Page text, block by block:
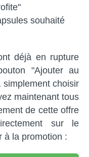
souhaité
déjà en rupture
"Ajouter au
simplement choisir
maintenant tous
de cette offre
sur le
à la promotion :